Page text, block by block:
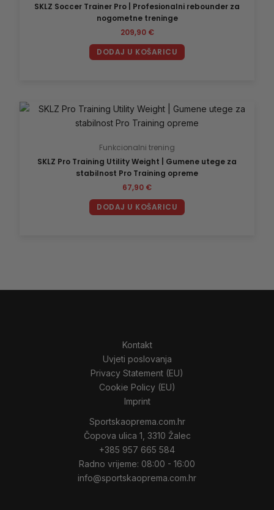
SKLZ Soccer Trainer Pro | Profesionalni rebounder za
nogometne treninge
209,90 €
DODAJ U KOŠARICU
Funkcionalni trening
SKLZ Pro Training Utility Weight | Gumene utege za
stabilnost Pro Training opreme
67,90 €
DODAJ U KOŠARICU
Kontakt
Uvjeti poslovanja
Privacy Statement (EU)
Cookie Policy (EU)
Imprint
Sportskaoprema.com.hr
Čopova ulica 1, 3310 Žalec
+385 957 665 584
Radno vrijeme: 08:00 - 16:00
info@sportskaoprema.com.hr